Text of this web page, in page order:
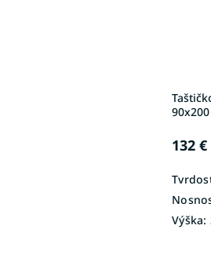
90x200
132 €
Výška: